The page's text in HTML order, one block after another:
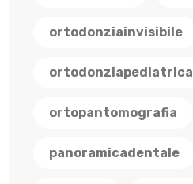
ortodonziainvisibile
ortodonziapediatrica
ortopantomografia
panoramicadentale